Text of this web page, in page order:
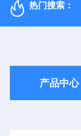
热门搜索：
产品中心